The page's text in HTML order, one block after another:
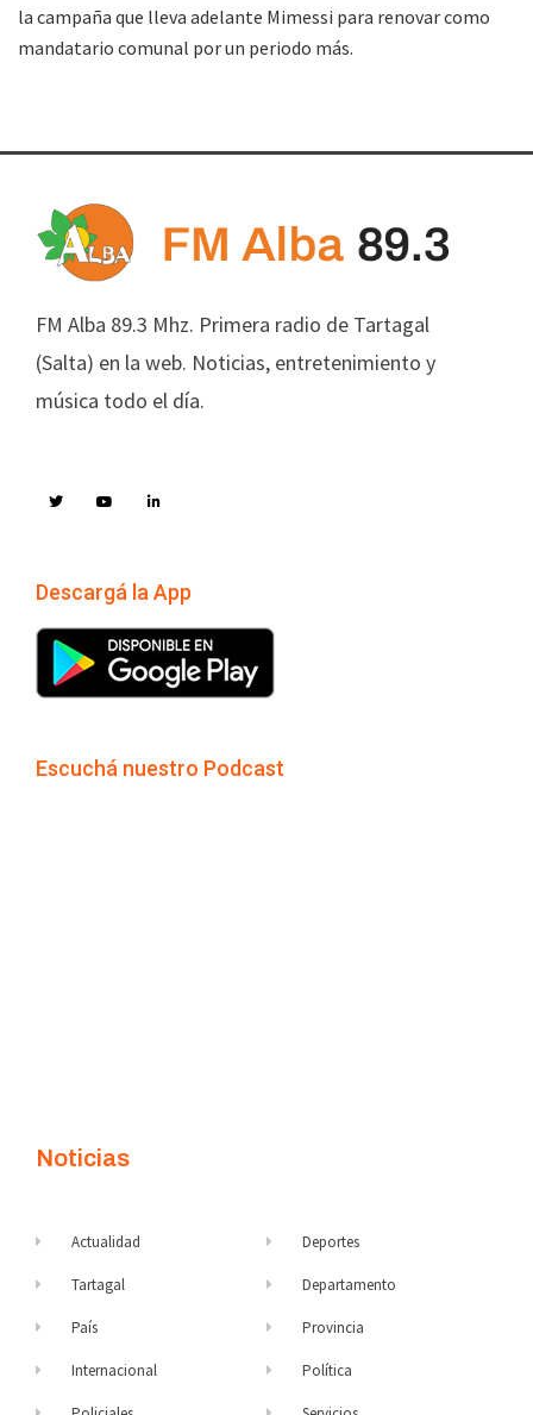
la campaña que lleva adelante Mimessi para renovar como
mandatario comunal por un periodo más.
FM Alba 89.3 Mhz. Primera radio de Tartagal
(Salta) en la web. Noticias, entretenimiento y
música todo el día.
Descargá la App
Escuchá nuestro Podcast
Noticias
Actualidad
Tartagal
País
Internacional
Deportes
Departamento
Provincia
Política